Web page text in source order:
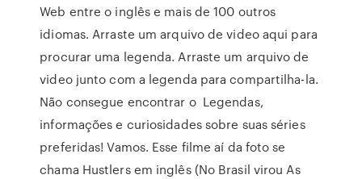
Web entre o inglês e mais de 100 outros
idiomas. Arraste um arquivo de video aqui para
procurar uma legenda. Arraste um arquivo de
video junto com a legenda para compartilha-la.
Não consegue encontrar o Legendas,
informações e curiosidades sobre suas séries
preferidas! Vamos. Esse filme aí da foto se
chama Hustlers em inglês (No Brasil virou As